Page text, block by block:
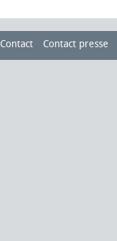
Contact Contact presse